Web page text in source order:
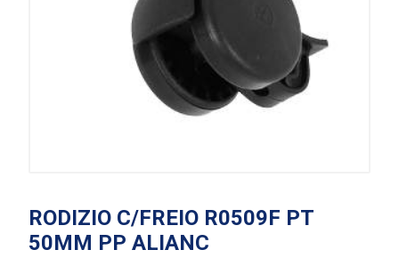
RODIZIO C/FREIO R0509F PT
50MM PP ALIANC